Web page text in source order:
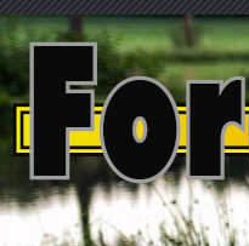
Ford-Torino.de